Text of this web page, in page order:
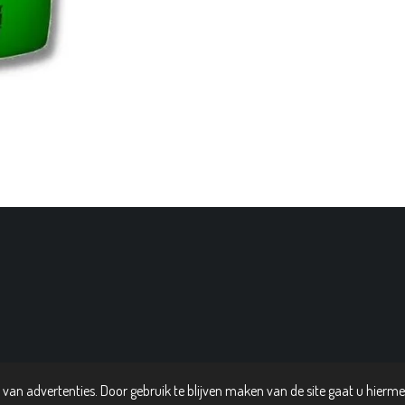
advertenties. Door gebruik te blijven maken van de site gaat u